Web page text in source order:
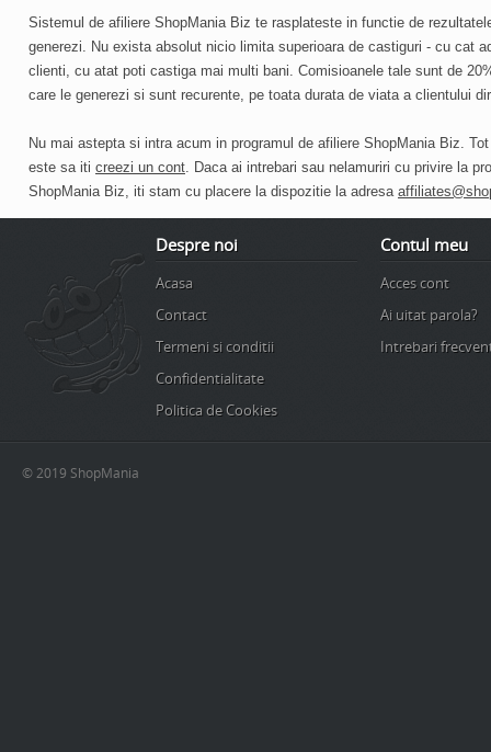
Sistemul de afiliere ShopMania Biz te rasplateste in functie de
generezi. Nu exista absolut nicio limita superioara de castiguri - cu cat
clienti, cu atat poti castiga mai multi bani. Comisioanele tale sunt de
care le generezi si sunt recurente pe toata durata de viata a clientului
Nu mai astepta si intra acum in programul de afiliere ShopMania Biz .
este sa iti creezi un cont . Daca ai intrebari sau nelamuriri cu privire la
ShopMania Biz, iti stam cu placere la dispozitie la adresa
Despre noi
Acasa
Contact
Termeni si conditii
Confidentialitate
Politica de Cookies
Contul meu
Acces cont
Ai uitat parola?
Intrebari
© 2019 ShopMania